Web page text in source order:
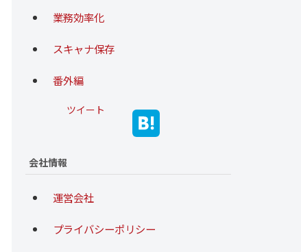
業務効率化
スキャナ保存
番外編
ツイート
会社情報
運営会社
プライバシーポリシー